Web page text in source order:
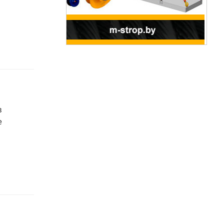
для пищевых и перерабатывающих
отраслей АПК, а также предприятий
химической промышленности.